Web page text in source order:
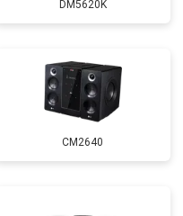
DM5620K
CM2640